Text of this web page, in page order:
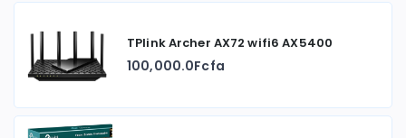
TPlink Archer AX72 wifi6 AX5400
100,000.0Fcfa